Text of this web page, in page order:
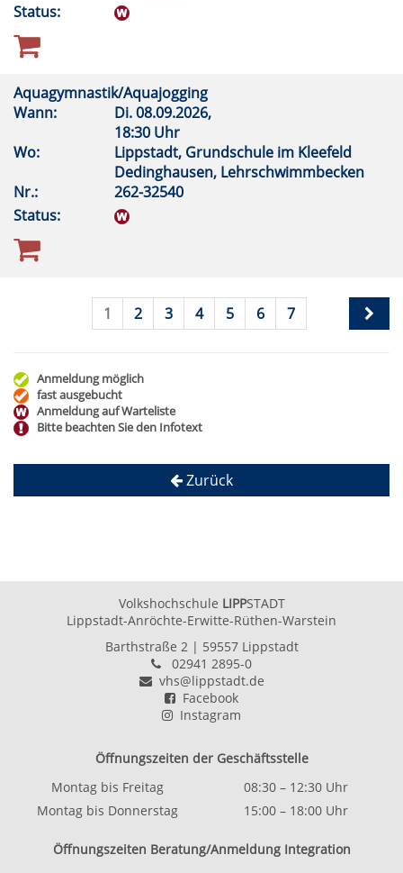
Status:
Aquagymnastik/Aquajogging
Wann:
Di.08.09.2026,
18:30 Uhr
Wo:
Lippstadt, Grundschule im Kleefeld
Dedinghausen, Lehrschwimmbecken
Nr.:
262-32540
Status:
1 2 3 4 5 6 7
Anmeldung möglich
fast ausgebucht
Anmeldung auf Warteliste
Bitte beachten Sie den Infotext
Zurück
Volkshochschule LIPPSTADT
Lippstadt-Anröchte-Erwitte-Rüthen-Warstein
Barthstraße 2| 59557 Lippstadt
02941 2895-0
vhs@lippstadt.de
Facebook
Instagram
Öffnungszeiten der Geschäftsstelle
Montag bis Freitag
08:30 – 12:30 Uhr
Montag bis Donnerstag
15:00 – 18:00 Uhr
Öffnungszeiten Beratung/Anmeldung Integration